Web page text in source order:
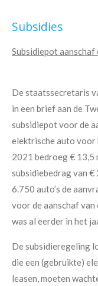
Subsidies
Subsidiepot
De staatssecretaris
in een brief aan de
subsidiepot voor de
elektrische auto
2021 bedroeg € 13,5
subsidiebedrag van
6.750 auto’s de
voor de aanschaf
was al eerder in het
De subsidieregeling
die een (gebruikte)
leasen, moeten